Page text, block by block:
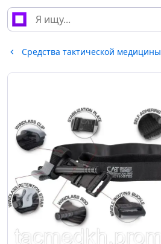
Средства тактической медицины